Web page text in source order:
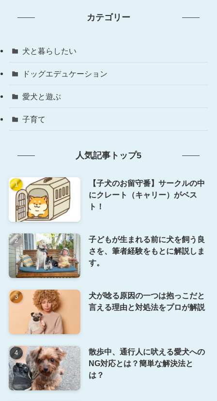
カテゴリー
犬と暮らしたい
ドッグエデュケーション
愛犬と遊ぶ
子育て
人気記事トップ5
【子犬のお留守番】サークルの中
にクレート（キャリー）がベス
ト！
子どもが生まれる前に犬を飼う良
さを、筆者経験をもとに解説しま
す。
犬が唸る原因の一つは抱っこだと
言える理由と対処法をプロが解説
散歩中、通行人に吠える愛犬への
NG対応とは？簡単な解決法と
は？